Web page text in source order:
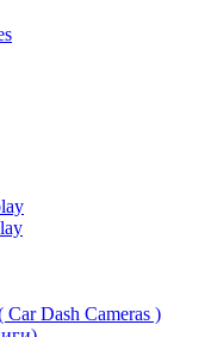
Dash Cameras )